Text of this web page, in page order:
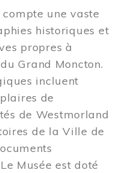
une vaste
historiques et
propres à
Grand Moncton.
incluent
de
de Westmorland
de la Ville de
Musée est doté